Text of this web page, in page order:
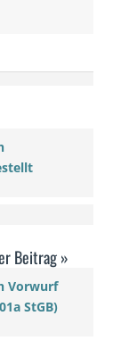
Vorwurf
StGB)